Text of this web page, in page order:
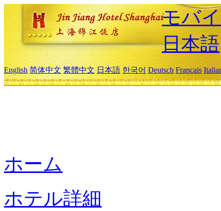
モバ
日本語
English 简体中文 繁體中文 日本語 한국어 Deutsch Français
ホーム
ホテル詳細